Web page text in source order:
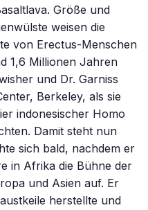
Größe und
weisen die
von Erectus-Menschen
1,6 Millionen Jahren
und Dr. Garniss
Berkeley, als sie
indonesischer Homo
Damit steht nun
sich bald, nachdem er
in Afrika die Bühne der
und Asien auf. Er
herstellte und